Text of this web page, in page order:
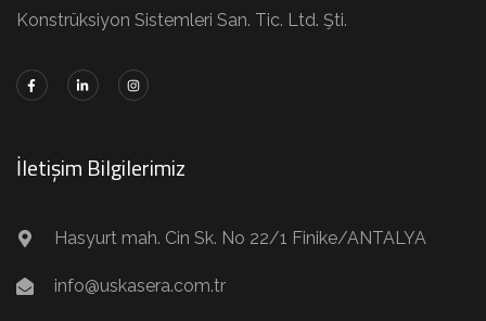
Konstrüksiyon Sistemleri San. Tic. Ltd. Şti.
İletişim Bilgilerimiz
Hasyurt mah. Cin Sk. No 22/1 Finike/ANTALYA
info@uskasera.com.tr